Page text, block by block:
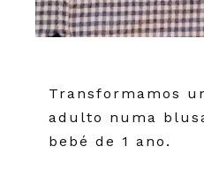
Transformamos
adulto numa
bebé de 1 ano.